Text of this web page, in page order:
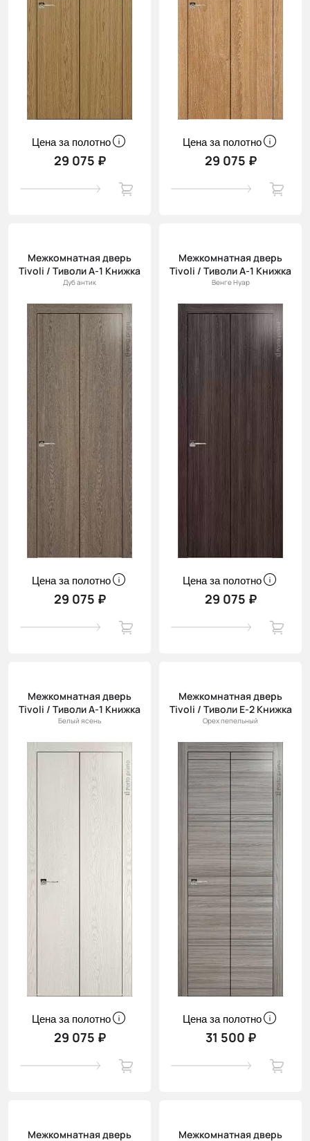
Цена за полотно
29 075 ₽
Цена за полотно
29 075 ₽
Межкомнатная дверь
Tivoli / Тиволи А-1 Книжка
Дуб антик
Цена за полотно
29 075 ₽
Межкомнатная дверь
Tivoli / Тиволи А-1 Книжка
Венге Нуар
Цена за полотно
29 075 ₽
Межкомнатная дверь
Tivoli / Тиволи А-1 Книжка
Белый ясень
Цена за полотно
29 075 ₽
Межкомнатная дверь
Tivoli / Тиволи Е-2 Книжка
Орех пепельный
Цена за полотно
31 500 ₽
Межкомнатная дверь Межкомнатная дверь